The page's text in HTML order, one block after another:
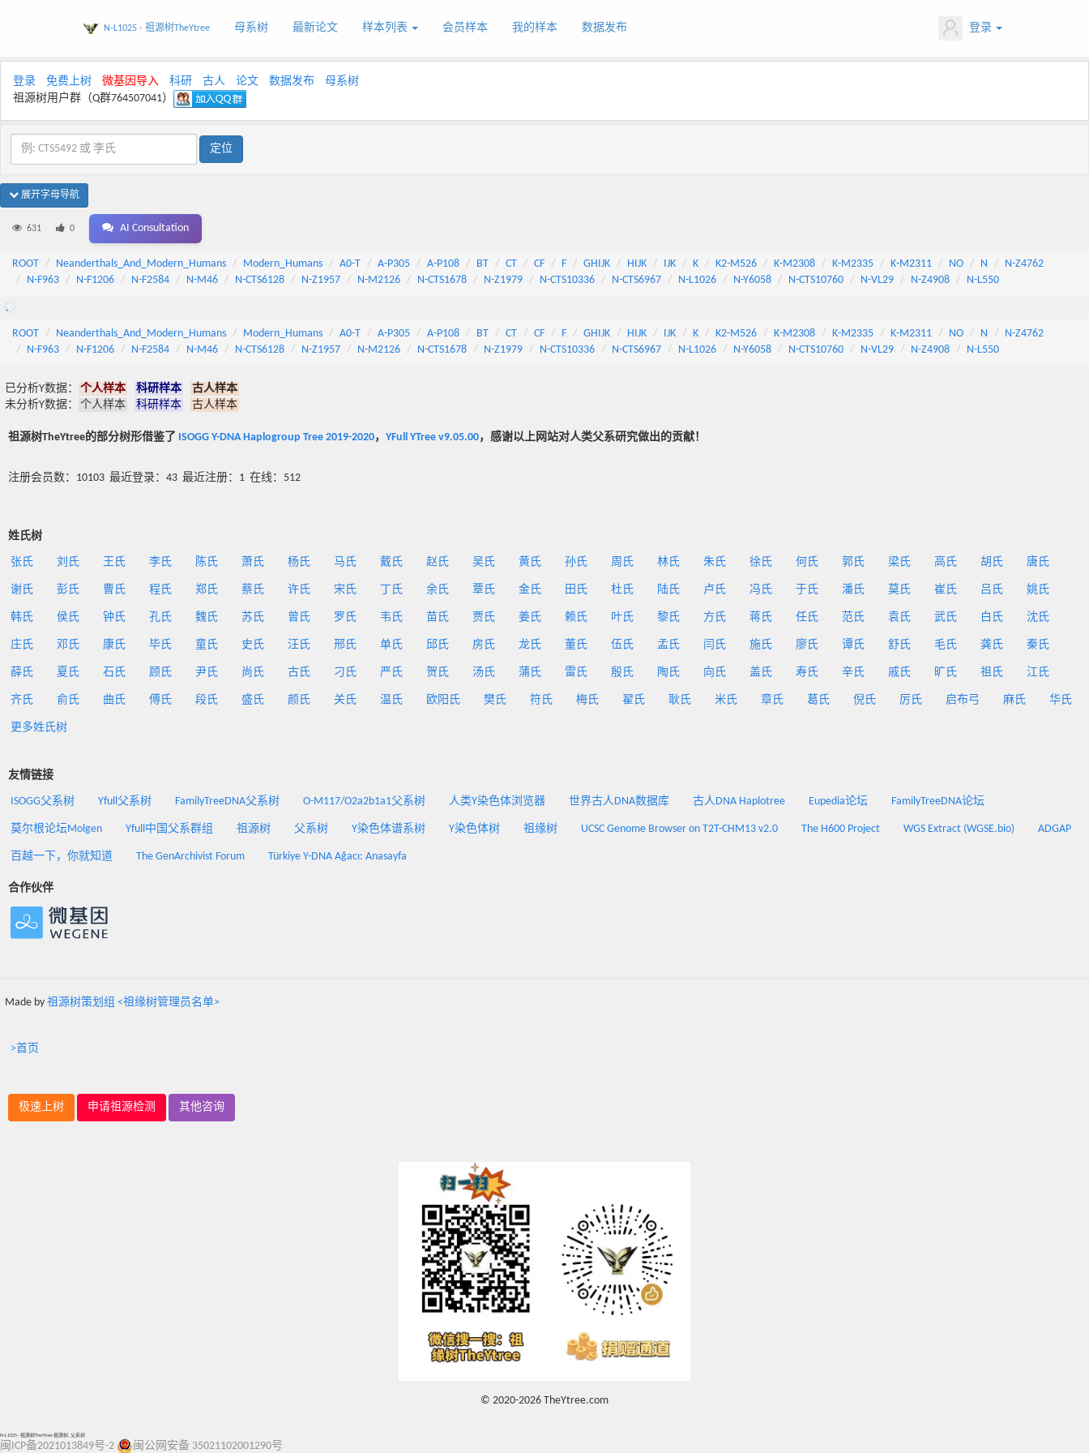
N-L1025 - 祖源树TheYtree 母系树 最新论文 样本列表 会员样本 我的样本 数据发布 登录
登录 免费上树 微基因导入 科研 古人 论文 数据发布
母系树
祖源树用户群（Q群764507041）
展开字母导航
631 0 AI Consultation
ROOT Neanderthals_And_Modern_Humans Modern_Humans A0-T A-P305 A-P108 BT CT CF F GHIJK HIJK IJK K K2-M526 K-M2308 K-M2335 K-M2311 NO N
N-Z4762
N-F963
N-F1206 N-F2584 N-M46 N-CTS6128 N-Z1957 N-M2126 N-CTS1678 N-Z1979 N-CTS10336 N-CTS6967 N-L1026 N-Y6058 N-CTS10760 N-VL29 N-Z4908 N-L550
ROOT Neanderthals_And_Modern_Humans Modern_Humans A0-T A-P305 A-P108 BT CT CF F GHIJK HIJK IJK K K2-M526 K-M2308 K-M2335 K-M2311 NO N
N-Z4762
N-F963
N-F1206 N-F2584 N-M46 N-CTS6128 N-Z1957 N-M2126 N-CTS1678 N-Z1979 N-CTS10336 N-CTS6967 N-L1026 N-Y6058 N-CTS10760 N-VL29 N-Z4908 N-L550
已分析Y数据： 个人样本 科研样本
古人样本
未分析Y数据：
个人样本 科研样本 古人样本
祖源树TheYtree的部分树形借鉴了 ISOGG Y-DNA Haplogroup Tree 2019-2020， YFull YTree v9.05.00，感谢以上网站对人类父系研究做出的贡献！
注册会员数：10103 最近登录：43 最近注册：1 在线：512
姓氏树
张氏 刘氏 王氏 李氏 陈氏 萧氏 杨氏 马氏 戴氏 赵氏 吴氏 黄氏 孙氏 周氏 林氏 朱氏 徐氏 何氏 郭氏 梁氏 高氏 胡氏 唐氏
谢氏 彭氏 曹氏 程氏 郑氏 蔡氏 许氏 宋氏 丁氏 余氏 覃氏 金氏 田氏 杜氏 陆氏 卢氏 冯氏 于氏 潘氏 莫氏 崔氏 吕氏 姚氏
韩氏 侯氏 钟氏 孔氏 魏氏 苏氏 曾氏 罗氏 韦氏 苗氏 贾氏 姜氏 赖氏 叶氏 黎氏 方氏 蒋氏 任氏 范氏 袁氏 武氏 白氏 沈氏
庄氏 邓氏 康氏 毕氏 童氏 史氏 汪氏 邢氏 单氏 邱氏 房氏 龙氏 董氏 伍氏 孟氏 闫氏 施氏 廖氏 谭氏 舒氏 毛氏 龚氏 秦氏
薛氏 夏氏 石氏 顾氏 尹氏 尚氏 古氏 刁氏 严氏 贺氏 汤氏 蒲氏 雷氏 殷氏 陶氏 向氏 盖氏 寿氏 辛氏 戚氏 旷氏 祖氏 江氏
齐氏 俞氏 曲氏 傅氏 段氏 盛氏 颜氏 关氏 温氏 欧阳氏 樊氏 符氏 梅氏 翟氏 耿氏 米氏 章氏 葛氏 倪氏 厉氏 启布弓 麻氏 华氏
更多姓氏树
友情链接
ISOGG父系树 Yfull父系树 FamilyTreeDNA父系树 O-M117/O2a2b1a1父系树 人类Y染色体浏览器 世界古人DNA数据库 古人DNA Haplotree Eupedia论坛 FamilyTreeDNA论坛
莫尔根论坛Molgen Yfull中国父系群组 祖源树 父系树 Y染色体谱系树 Y染色体树 祖缘树 UCSC Genome Browser on T2T-CHM13 v2.0 The H600 Project WGS Extract (WGSE.bio) ADGAP
百越一下，你就知道 The GenArchivist Forum Türkiye Y-DNA Ağacı: Anasayfa
合作伙伴
Made by 祖源树策划组 <祖缘树管理员名单>
>首页
极速上树 申请祖源检测 其他咨询
© 2020-2026 TheYtree.com
N-L1025 - 祖源树TheYtree 祖源树, 父系树
闽ICP备2021013849号-2 闽公网安备 35021102001290号